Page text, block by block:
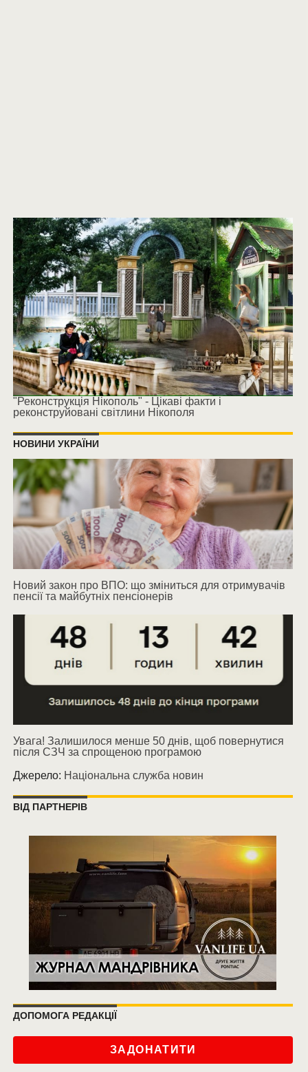
"Реконструкція Нікополь" - Цікаві факти і
реконструйовані світлини Нікополя
НОВИНИ УКРАЇНИ
Новий закон про ВПО: що зміниться для отримувачів
пенсії та майбутніх пенсіонерів
Увага! Залишилося менше 50 днів, щоб повернутися
після СЗЧ за спрощеною програмою
Джерело: Національна служба новин
ВІД ПАРТНЕРІВ
ДОПОМОГА РЕДАКЦІЇ
ЗАДОНАТИТИ